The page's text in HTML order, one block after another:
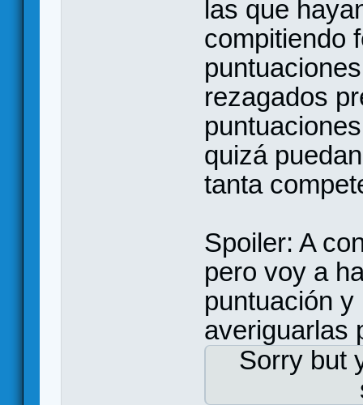
las que
compitiendo
rezagados
quizá
tanta
Spoiler: A
pero voy a
puntuación
averiguarlas
Sorry but